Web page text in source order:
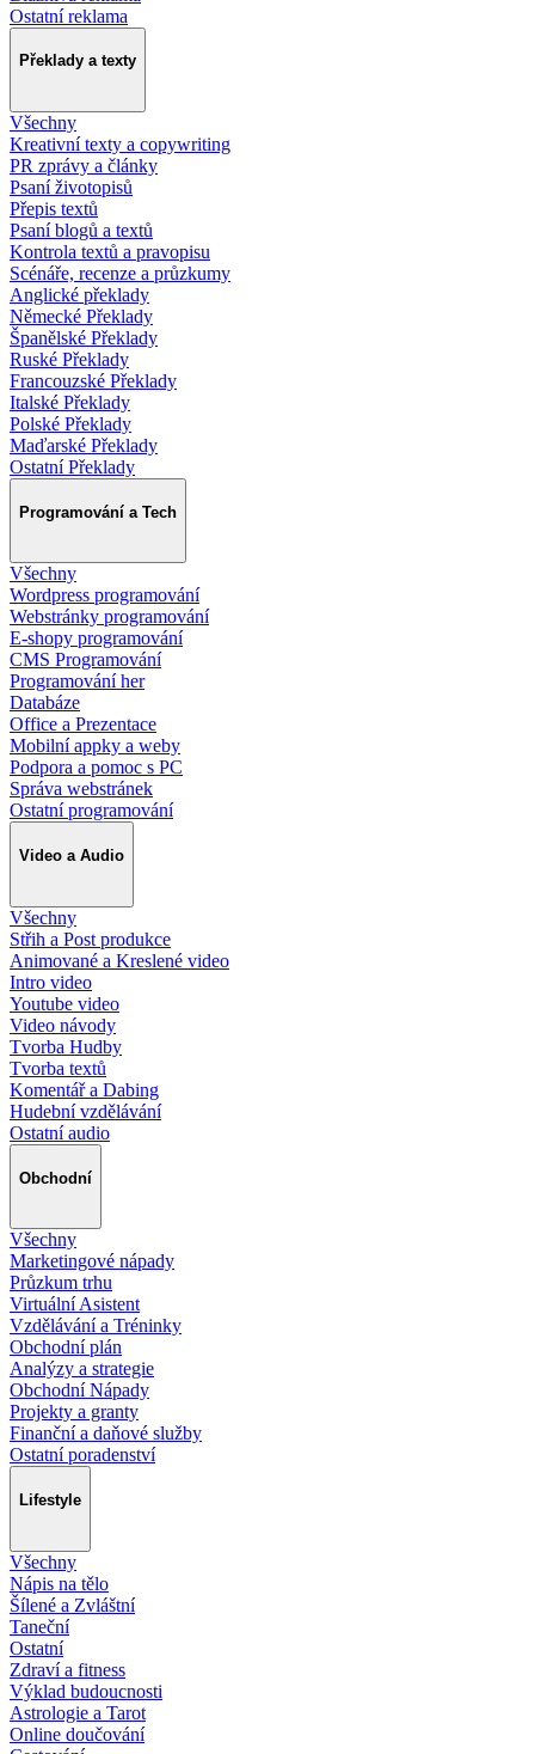
Ostatní reklama
Překlady a texty
Všechny
Kreativní texty a copywriting
PR zprávy a články
Psaní životopisů
Přepis textů
Psaní blogů a textů
Kontrola textů a pravopisu
Scénáře, recenze a průzkumy
Anglické překlady
Německé Překlady
Španělské Překlady
Ruské Překlady
Francouzské Překlady
Italské Překlady
Polské Překlady
Maďarské Překlady
Ostatní Překlady
Programování a Tech
Všechny
Wordpress programování
Webstránky programování
E-shopy programování
CMS Programování
Programování her
Databáze
Office a Prezentace
Mobilní appky a weby
Podpora a pomoc s PC
Správa webstránek
Ostatní programování
Video a Audio
Všechny
Střih a Post produkce
Animované a Kreslené video
Intro video
Youtube video
Video návody
Tvorba Hudby
Tvorba textů
Komentář a Dabing
Hudební vzdělávání
Ostatní audio
Obchodní
Všechny
Marketingové nápady
Průzkum trhu
Virtuální Asistent
Vzdělávání a Tréninky
Obchodní plán
Analýzy a strategie
Obchodní Nápady
Projekty a granty
Finanční a daňové služby
Ostatní poradenství
Lifestyle
Všechny
Nápis na tělo
Šílené a Zvláštní
Taneční
Ostatní
Zdraví a fitness
Výklad budoucnosti
Astrologie a Tarot
Online doučování